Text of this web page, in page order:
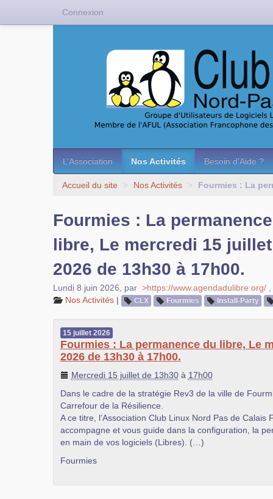
L’Association Nos Activités Besoin d’Aide ?
Accueil du site > Nos Activités > Fourmies : La
Fourmies : La
libre, Le mercredi 15 juillet
2026 de 13h30 à 17h00.
Lundi 8 juin 2026 par >https://www.agendadulibre.org/
Nos Activités | CLX Fourmies Install-Party
15 juillet 2026
Fourmies : La permanence du libre, Le
2026 de 13h30 à 17h00.
Mercredi 15 juillet de 13h30à 17h00
Dans le cadre de la stratégie Rev3 de la ville de
Carrefour de la Résilience.
A ce titre, l’Association Club Linux Nord Pas de Calais
accompagne et vous guide dans la configuration, la
en main de vos logiciels (Libres). (…)
Fourmies
Connexion